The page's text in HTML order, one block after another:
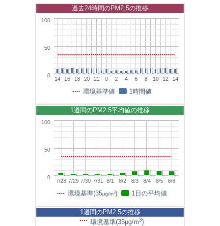
14 16 18 20 22 0 2 4 6 8 10 12 14
0
50
100
過去24時間のPM2.5の推移
環境基準値 1時間値
7/28 7/29 7/30 7/31 8/1 8/2 8/3 8/4 8/5 8/6
0
50
100
1週間のPM2.5平均値の推移
環境基準(35μg/m3) 1日の平均値
1週間のPM2.5の推移
環境基準(35μg/m3)